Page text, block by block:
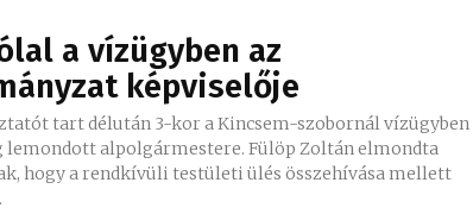
a vízügyben az
képviselője
tart délután 3-kor a Kincsem-szobornál vízügyben
alpolgármestere. Fülöp Zoltán elmondta
hogy a rendkívüli testületi ülés összehívása mellett